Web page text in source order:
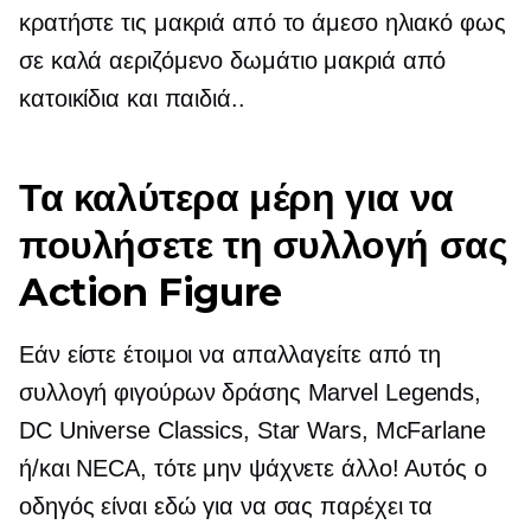
κρατήστε τις μακριά από το άμεσο ηλιακό φως
σε καλά αεριζόμενο δωμάτιο μακριά από
κατοικίδια και παιδιά..
Τα καλύτερα μέρη για να
πουλήσετε τη συλλογή σας
Action Figure
Εάν είστε έτοιμοι να απαλλαγείτε από τη
συλλογή φιγούρων δράσης Marvel Legends,
DC Universe Classics, Star Wars, McFarlane
ή/και NECA, τότε μην ψάχνετε άλλο! Αυτός ο
οδηγός είναι εδώ για να σας παρέχει τα